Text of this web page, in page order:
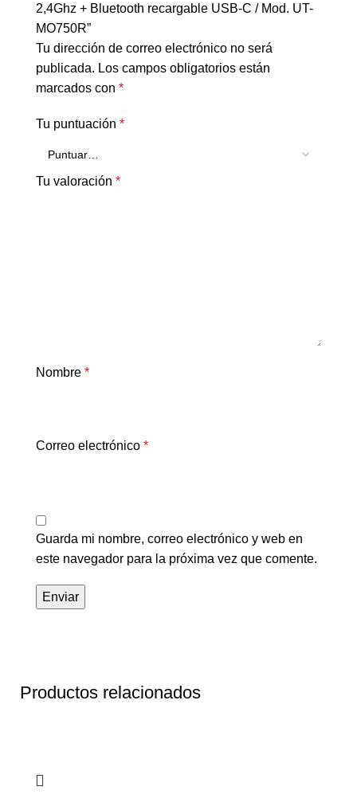
2,4Ghz + Bluetooth recargable USB-C / Mod. UT-
MO750R”
Tu dirección de correo electrónico no será
publicada. Los campos obligatorios están
marcados con *
Tu puntuación *
Tu valoración *
Nombre *
Correo electrónico *
Guarda mi nombre, correo electrónico y web en
este navegador para la próxima vez que comente.
Productos relacionados